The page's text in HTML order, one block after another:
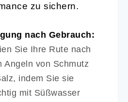
zu sichern.
nach Gebrauch:
Sie Ihre Rute nach
Angeln von Schmutz
indem Sie sie
mit Süßwasser